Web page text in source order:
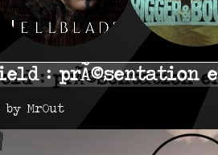
: prÃ©sentation
by MrOut